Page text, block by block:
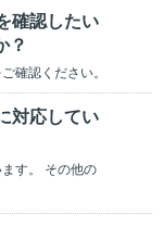
確認したい
？
確認ください。
対応してい
す。 その他の